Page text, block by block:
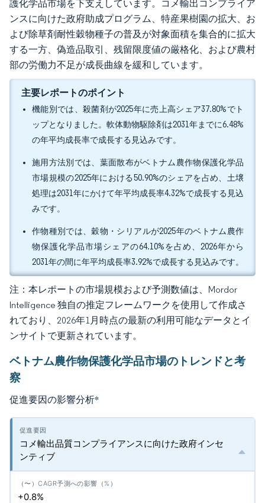
護化学品市場を下支えしています。コメ輸出コンプライア
ンスに向けた政府助成プログラム、特産果樹園の拡大、お
よび除草剤耐性穀物種子の普及が対象面積を集合的に拡大
する一方、偽造品取引、残留限度値の厳格化、および農村
部の労働力不足が成長曲線を緩和しています。
主要レポートのポイント
機能別では、殺菌剤が2025年に売上高シェア37.80%でト
ップとなりました。軟体動物駆除剤は2031年までに6.48%
の年平均成長率で成長する見込みです。
施用方法別では、葉面散布がベトナム農作物保護化学品
市場規模の2025年における50.90%のシェアを占め、土壌
処理は2031年にかけて年平均成長率4.32%で成長する見込
みです。
作物種別では、穀物・シリアルが2025年のベトナム農作
物保護化学品市場シェアの64.10%を占め、2026年から
2031年の間に年平均成長率3.92%で成長する見込みです。
注：本レポートの市場規模および予測数値は、Mordor
Intelligence 独自の推定フレームワークを使用して作成さ
れており、2026年1月時点の最新の利用可能なデータとイ
ンサイトで更新されています。
ベトナム農作物保護化学品市場のトレンドと考
察
促進要因の影響分析*
コメ輸出品質コンプライアンスに向けた政府インセ
ンティブ
+0.8%